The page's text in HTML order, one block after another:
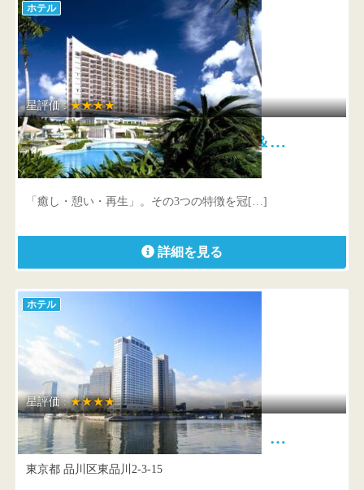
ホテル
星評価 :★★★★
オキナワ マリオットリゾート＆…
沖縄県 名護市喜瀬1490-1
「癒し・憩い・再生」。その3つの特徴を冠[…]
詳細を見る
ホテル
星評価 :★★★★
第一ホテル東京シーフォート …
東京都 品川区東品川2-3-15